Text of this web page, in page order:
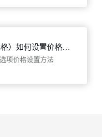
妙铺商品属性（规格）如何设置价格呢？为什么价格不对
项价格设置方法